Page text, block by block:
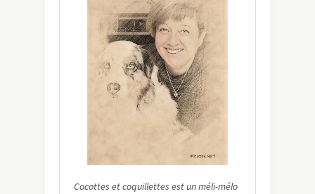
Cocottes et coquillettes est un méli-mélo